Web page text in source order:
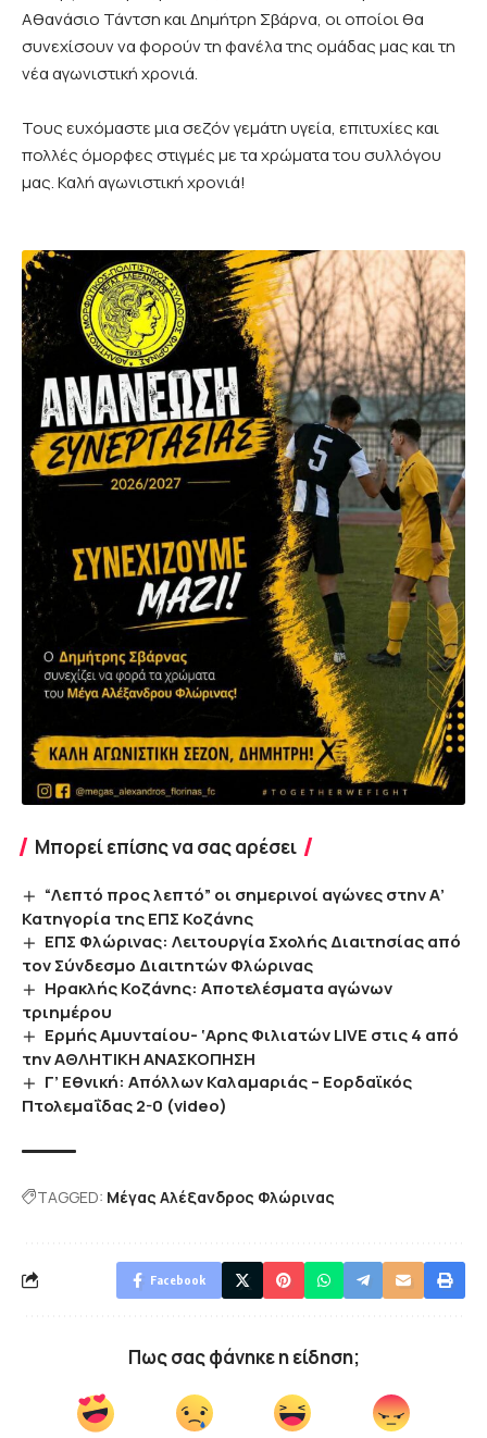
Αθανάσιο Τάντση και Δημήτρη Σβάρνα, οι οποίοι θα
συνεχίσουν να φορούν τη φανέλα της ομάδας μας και τη
νέα αγωνιστική χρονιά.
Τους ευχόμαστε μια σεζόν γεμάτη υγεία, επιτυχίες και
πολλές όμορφες στιγμές με τα χρώματα του συλλόγου
μας. Καλή αγωνιστική χρονιά!
Μπορεί επίσης να σας αρέσει
“Λεπτό προς λεπτό” οι σημερινοί αγώνες στην Α’
Κατηγορία της ΕΠΣ Κοζάνης
ΕΠΣ Φλώρινας: Λειτουργία Σχολής Διαιτησίας από
τον Σύνδεσμο Διαιτητών Φλώρινας
Ηρακλής Κοζάνης: Αποτελέσματα αγώνων
τριημέρου
Ερμής Αμυνταίου- ‘Αρης Φιλιατών LIVE στις 4 από
την ΑΘΛΗΤΙΚΗ ΑΝΑΣΚΟΠΗΣΗ
Γ’ Εθνική: Απόλλων Καλαμαριάς – Εορδαϊκός
Πτολεμαΐδας 2-0 (video)
TAGGED: Μέγας Αλέξανδρος Φλώρινας
Facebook
Πως σας φάνηκε η είδηση;